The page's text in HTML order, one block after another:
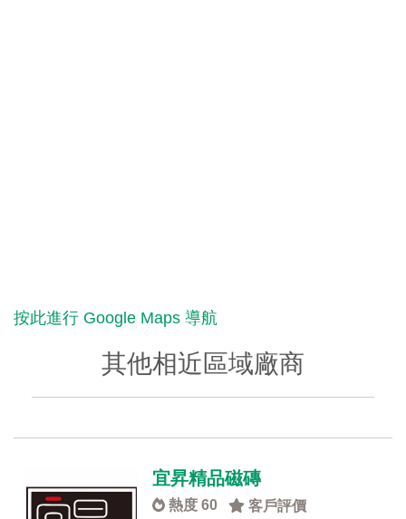
按此進行 Google Maps 導航
其他相近區域廠商
宜昇精品磁磚
熱度 60 客戶評價